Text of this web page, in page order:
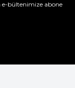
e-bültenimize abone